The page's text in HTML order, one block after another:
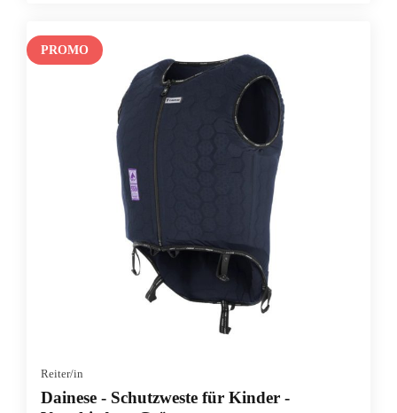
PROMO
Reiter/in
Dainese - Schutzweste für Kinder -